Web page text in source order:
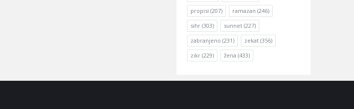
propisi (207) ramazan (246)
sihr (303) sunnet (227)
zabranjeno (231) zekat (356)
zikr (229) žena (433)